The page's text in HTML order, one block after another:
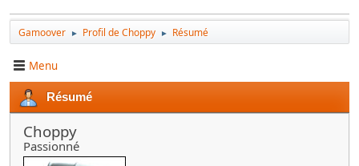
Gamoover ► Profil de Choppy ► Résumé
Menu
Résumé
Choppy
Passionné